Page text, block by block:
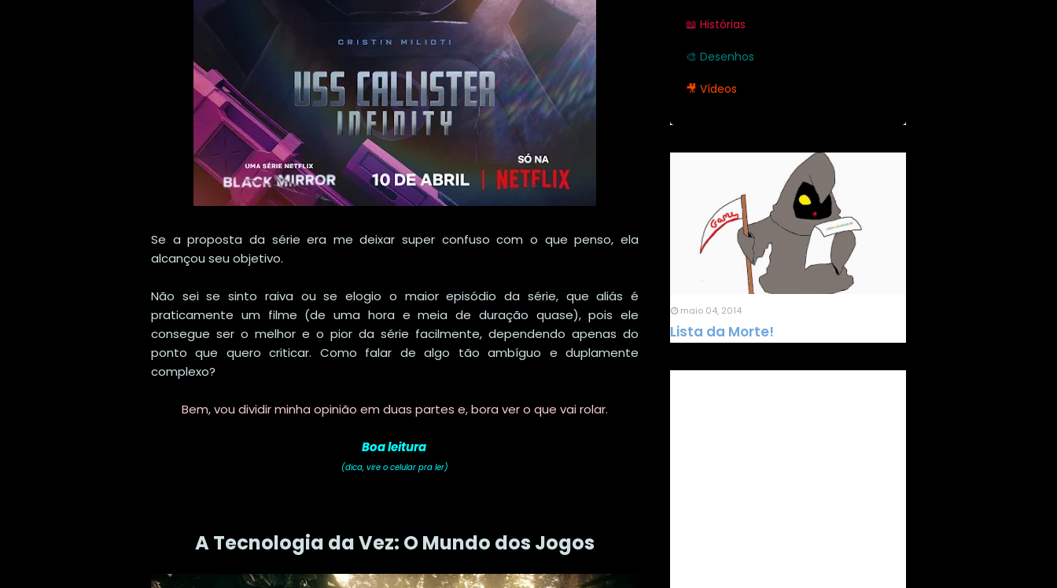
Se a proposta da série era me deixar super confuso com o que penso, ela
alcançou seu objetivo.
Não sei se sinto raiva ou se elogio o maior episódio da série, que aliás é
praticamente um filme (de uma hora e meia de duração quase), pois ele
consegue ser o melhor e o pior da série facilmente, dependendo apenas do
ponto que quero criticar. Como falar de algo tão ambíguo e duplamente
complexo?
Bem, vou dividir minha opinião em duas partes e, bora ver o que vai rolar.
Boa leitura
(dica, vire o celular pra ler)
A Tecnologia da Vez: O Mundo dos Jogos
📖 Histórias
🎨 Desenhos
🎥 Vídeos
maio 04, 2014
Lista da Morte!